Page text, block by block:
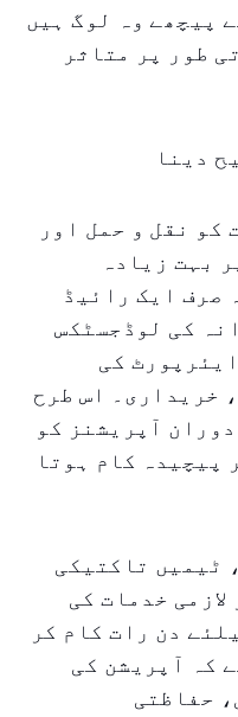
پیچھے وہ لوگ ہیں
طور پر متاثر
دینا
کو نقل و حمل اور
بہت زیادہ
صرف ایک رائیڈ
کی لوڈجسٹکس
کی
خریداری۔ اس طرح
آپریشنز کو
پیچیدہ کام ہوتا
ٹیمیں تاکتیکی
خدمات کی
دن رات کام کر
کہ آپریشن کی
حفاظتی